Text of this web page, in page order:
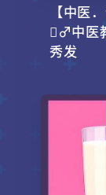
【中医
‍♂️中医
秀发